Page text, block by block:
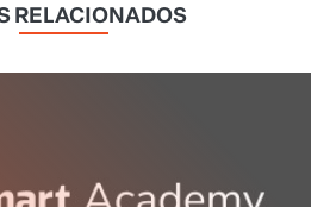
RELACIONADOS